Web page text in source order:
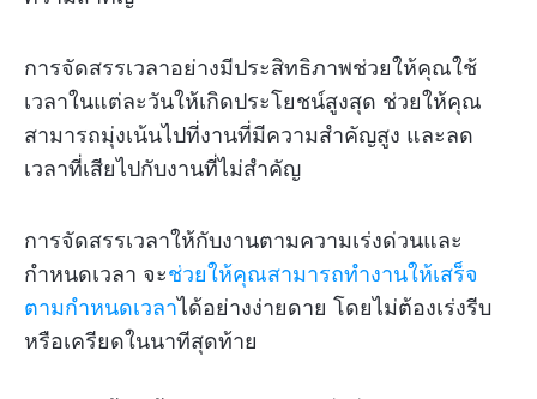
การจัดสรรเวลาอย่างมีประสิทธิภาพช่วยให้คุณใช้
เวลาในแต่ละวันให้เกิดประโยชน์สูงสุด ช่วยให้คุณ
สามารถมุ่งเน้นไปที่งานที่มีความสำคัญสูง และลด
เวลาที่เสียไปกับงานที่ไม่สำคัญ
การจัดสรรเวลาให้กับงานตามความเร่งด่วนและ
กำหนดเวลา จะช่วยให้คุณสามารถทำงานให้เสร็จ
ตามกำหนดเวลาได้อย่างง่ายดาย โดยไม่ต้องเร่งรีบ
หรือเครียดในนาทีสุดท้าย